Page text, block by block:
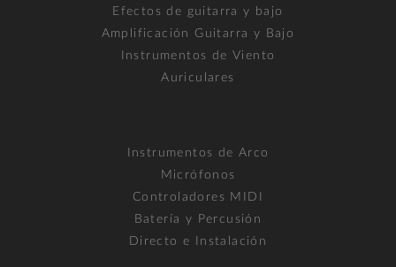
Efectos de guitarra y bajo
Amplificación Guitarra y Bajo
Instrumentos de Viento
Auriculares
Instrumentos de Arco
Micrófonos
Controladores MIDI
Batería y Percusión
Directo e Instalación